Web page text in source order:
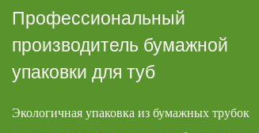
Профессиональный
производитель бумажной
упаковки для туб
Экологичная упаковка из бумажных трубок